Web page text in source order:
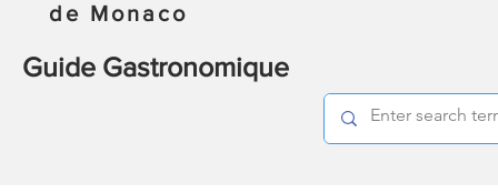
de Monaco
Guide Gastronomique